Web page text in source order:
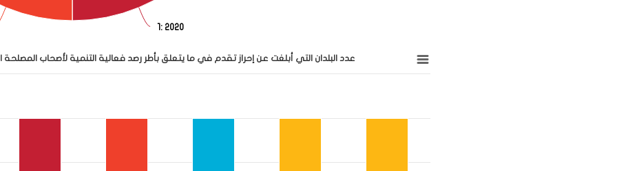
1 : 2020
عدد البلدان التي أبلغت عن إحراز تقدم في ما يتعلق
عدد البلدان التي أبلغت عن إحراز تقدم في ما يتعلق بأطر رصد فعالية التنمية لأصحاب